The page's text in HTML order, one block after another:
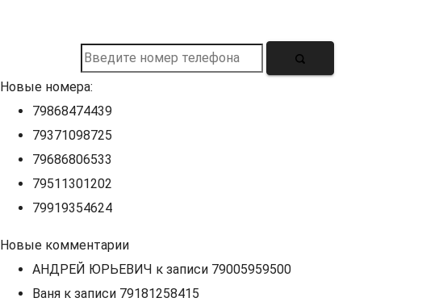
Новые номера:
79868474439
79371098725
79686806533
79511301202
79919354624
Новые комментарии
АНДРЕЙ ЮРЬЕВИЧ к записи 79005959500
Ваня к записи 79181258415